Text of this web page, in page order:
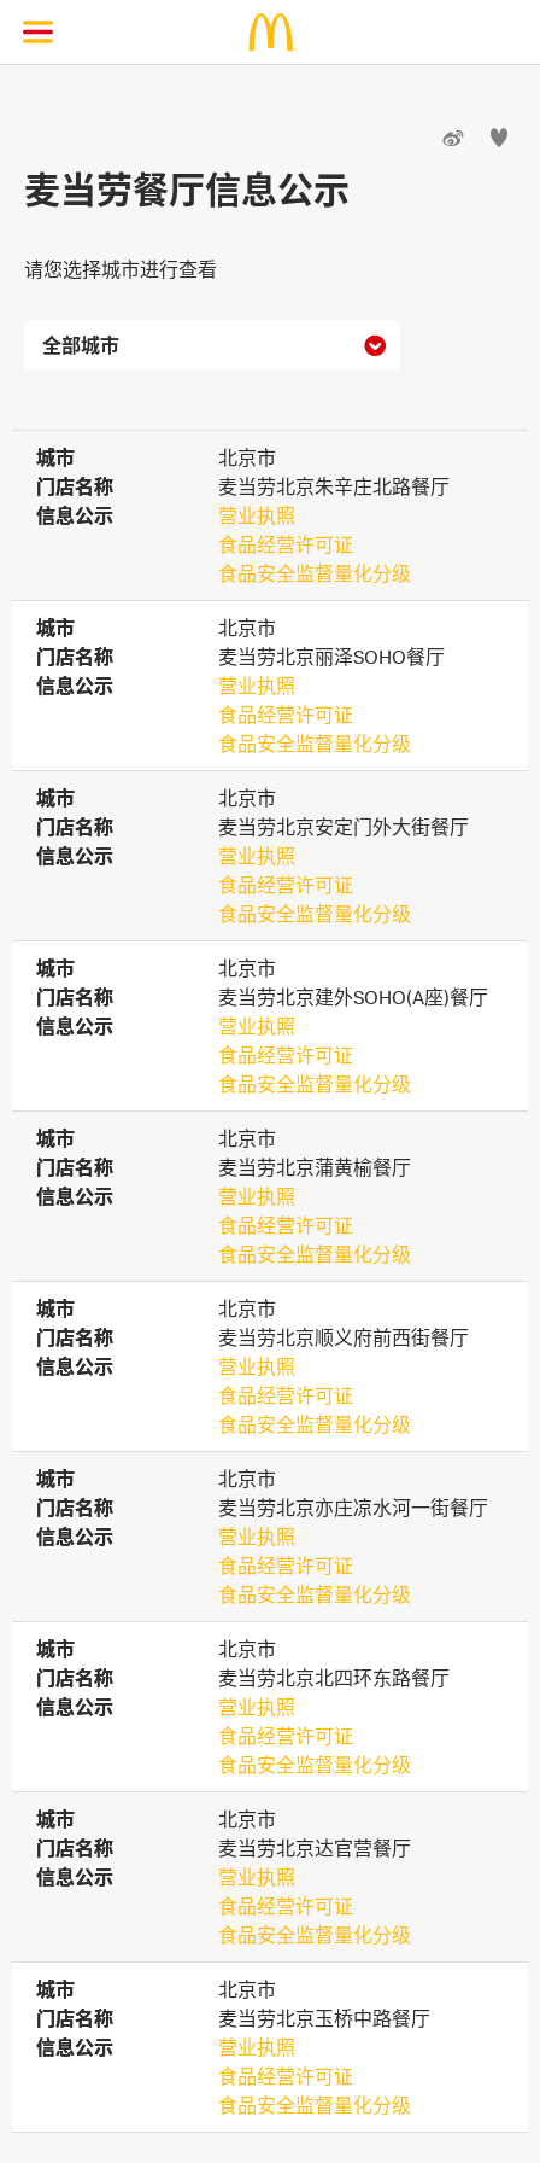
 
麦当劳餐厅信息公示
请您选择城市进行查看

城市
城市
北京市
门店名称
门店名称
麦当劳北京朱辛庄北路餐厅
信息公示
信息公示
营业执照
食品经营许可证
食品安全监督量化分级
城市
城市
北京市
门店名称
门店名称
麦当劳北京丽泽SOHO餐厅
信息公示
信息公示
营业执照
食品经营许可证
食品安全监督量化分级
城市
城市
北京市
门店名称
门店名称
麦当劳北京安定门外大街餐厅
信息公示
信息公示
营业执照
食品经营许可证
食品安全监督量化分级
城市
城市
北京市
门店名称
门店名称
麦当劳北京建外SOHO(A座)餐厅
信息公示
信息公示
营业执照
食品经营许可证
食品安全监督量化分级
城市
城市
北京市
门店名称
门店名称
麦当劳北京蒲黄榆餐厅
信息公示
信息公示
营业执照
食品经营许可证
食品安全监督量化分级
城市
城市
北京市
门店名称
门店名称
麦当劳北京顺义府前西街餐厅
信息公示
信息公示
营业执照
食品经营许可证
食品安全监督量化分级
城市
城市
北京市
门店名称
门店名称
麦当劳北京亦庄凉水河一街餐厅
信息公示
信息公示
营业执照
食品经营许可证
食品安全监督量化分级
城市
城市
北京市
门店名称
门店名称
麦当劳北京北四环东路餐厅
信息公示
信息公示
营业执照
食品经营许可证
食品安全监督量化分级
城市
城市
北京市
门店名称
门店名称
麦当劳北京达官营餐厅
信息公示
信息公示
营业执照
食品经营许可证
食品安全监督量化分级
城市
城市
北京市
门店名称
门店名称
麦当劳北京玉桥中路餐厅
信息公示
信息公示
营业执照
食品经营许可证
食品安全监督量化分级